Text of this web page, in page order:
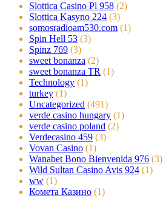
Slottica Casino Pl 958 (2)
Slottica Kasyno 224 (3)
somosradioam530.com (1)
Spin Hell 53 (3)
Spinz 769 (3)
sweet bonanza (2)
sweet bonanza TR (1)
Technology (1)
turkey (1)
Uncategorized (491)
verde casino hungary (1)
verde casino poland (2)
Verdecasino 459 (3)
Vovan Casino (1)
Wanabet Bono Bienvenida 976 (3)
Wild Sultan Casino Avis 924 (1)
ww (1)
Комета Казино (1)